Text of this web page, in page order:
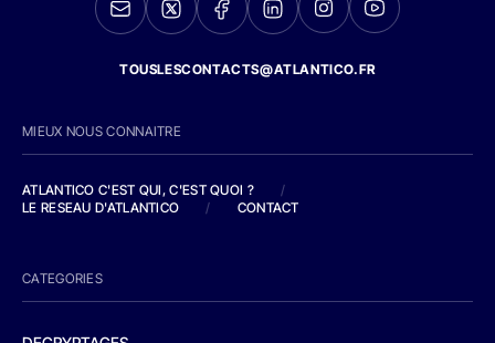
TOUSLESCONTACTS@ATLANTICO.FR
MIEUX NOUS CONNAITRE
ATLANTICO C'EST QUI, C'EST QUOI ?
/
LE RESEAU D'ATLANTICO
/ CONTACT
CATEGORIES